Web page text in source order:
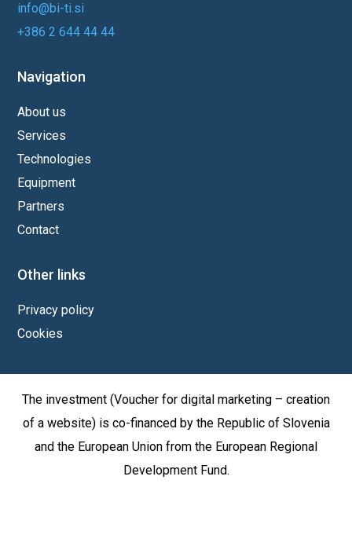
info@bi-ti.si
+386 2 644 44 44
Navigation
About us
Services
Technologies
Equipment
Partners
Contact
Other links
Privacy policy
Cookies
The investment (Voucher for digital marketing – creation
of a website) is co-financed by the Republic of Slovenia
and the European Union from the European Regional
Development Fund.